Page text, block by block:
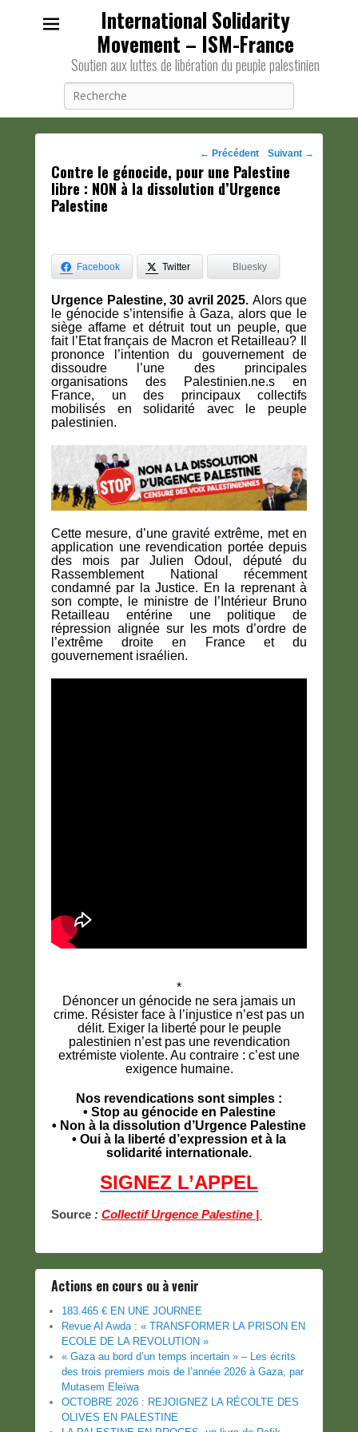
International Solidarity
Movement – ISM-France
Soutien aux luttes de libération du peuple palestinien
Navigation
des
← Précédent Suivant →
Contre le génocide, pour une Palestine
libre : NON à la dissolution d’Urgence
Palestine
Facebook Twitter Bluesky
Urgence Palestine, 30 avril 2025. Alors que
le génocide s’intensifie à Gaza, alors que le
siège affame et détruit tout un peuple, que
fait l’Etat français de Macron et Retailleau? Il
prononce l’intention du gouvernement de
dissoudre l’une des principales
organisations des Palestinien.ne.s en
France, un des principaux collectifs
mobilisés en solidarité avec le peuple
palestinien.
Cette mesure, d’une gravité extrême, met en
application une revendication portée depuis
des mois par Julien Odoul, député du
Rassemblement National récemment
condamné par la Justice. En la reprenant à
son compte, le ministre de l’Intérieur Bruno
Retailleau entérine une politique de
répression alignée sur les mots d’ordre de
l’extrême droite en France et du
gouvernement israélien.
*
Dénoncer un génocide ne sera jamais un
crime. Résister face à l’injustice n’est pas un
délit. Exiger la liberté pour le peuple
palestinien n’est pas une revendication
extrémiste violente. Au contraire : c’est une
exigence humaine.
Nos revendications sont simples :
• Stop au génocide en Palestine
• Non à la dissolution d’Urgence Palestine
• Oui à la liberté d’expression et à la
solidarité internationale.
SIGNEZ L’APPEL
Source : Collectif Urgence Palestine |
Actions en cours ou à venir
183.465 € EN UNE JOURNEE
Revue Al Awda : « TRANSFORMER LA PRISON EN
ECOLE DE LA REVOLUTION »
« Gaza au bord d’un temps incertain » – Les écrits
des trois premiers mois de l’année 2026 à Gaza, par
Mutasem Eleïwa
OCTOBRE 2026 : REJOIGNEZ LA RÉCOLTE DES
OLIVES EN PALESTINE